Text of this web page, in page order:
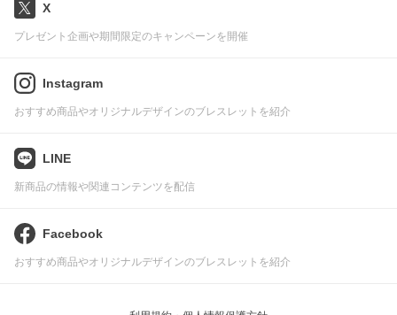
X
プレゼント企画や期間限定のキャンペーンを開催
Instagram
おすすめ商品やオリジナルデザインのブレスレットを紹介
LINE
新商品の情報や関連コンテンツを配信
Facebook
おすすめ商品やオリジナルデザインのブレスレットを紹介